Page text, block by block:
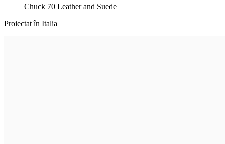
Chuck 70 Leather and Suede
Proiectat în Italia